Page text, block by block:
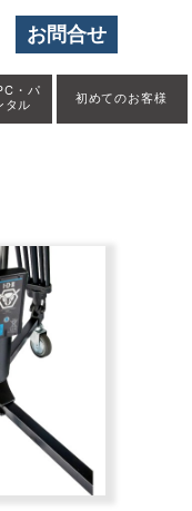
お問合せ
・パ
タル
初めてのお客様